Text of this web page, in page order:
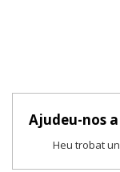
Ajudeu-nos
Heu trobat